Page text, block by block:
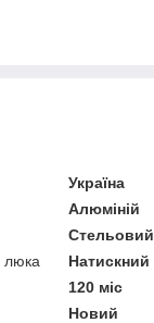
Україна
Алюміній
Стельовий
люка
Натискний
120 міс
Новий